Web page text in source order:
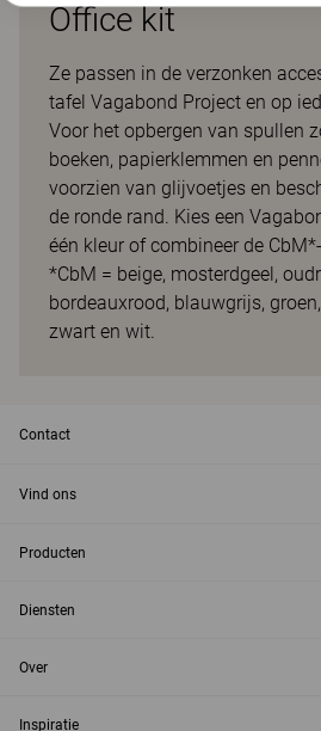
Office kit
Ze passen in de verzonken
tafel Vagabond Project en op
Voor het opbergen van spullen
boeken, papierklemmen en
voorzien van glijvoetjes en
de ronde rand. Kies een
één kleur of combineer de
*CbM = beige, mosterdgeel,
bordeauxrood, blauwgrijs,
zwart en wit.
Contact
Vind ons
Producten
Diensten
Over
Inspiratie